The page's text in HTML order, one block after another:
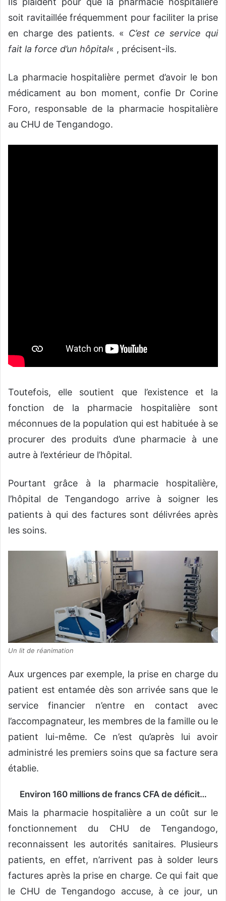
soit ravitaillée fréquemment pour faciliter la prise
en charge des patients. « C’est ce service qui
fait la force d’un hôpital« , précisent-ils.
La pharmacie hospitalière permet d’avoir le bon
médicament au bon moment, confie Dr Corine
Foro, responsable de la pharmacie hospitalière
au CHU de Tengandogo.
Toutefois, elle soutient que l’existence et la
fonction de la pharmacie hospitalière sont
méconnues de la population qui est habituée à se
procurer des produits d’une pharmacie à une
autre à l’extérieur de l’hôpital.
Pourtant grâce à la pharmacie hospitalière,
l’hôpital de Tengandogo arrive à soigner les
patients à qui des factures sont délivrées après
les soins.
Un lit de réanimation
Aux urgences par exemple, la prise en charge du
patient est entamée dès son arrivée sans que le
service financier n’entre en contact avec
l’accompagnateur, les membres de la famille ou le
patient lui-même. Ce n’est qu’après lui avoir
administré les premiers soins que sa facture sera
établie.
Environ 160 millions de francs CFA de déficit…
Mais la pharmacie hospitalière a un coût sur le
fonctionnement du CHU de Tengandogo,
reconnaissent les autorités sanitaires. Plusieurs
patients, en effet, n’arrivent pas à solder leurs
factures après la prise en charge. Ce qui fait que
le CHU de Tengandogo accuse, à ce jour, un